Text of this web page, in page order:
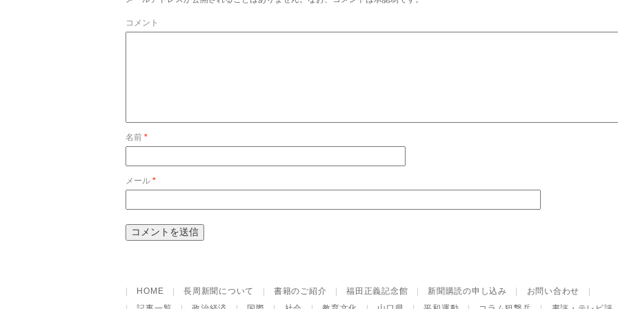
コメント
名前 *
メール *
HOME |長周新聞について |書籍のご紹介 |福田正義記念館 新聞購読の申し込み お問い合わせ